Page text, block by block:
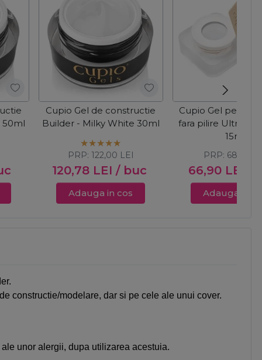
50ml
Cupio Gel de constructie
Builder - Milky White 30ml
120,78 LEI / buc
PRP: 122,00 LEI
Adauga in cos
Cupio Gel pentru
fara pilire Ultra
15ml
66,90 LEI
PRP: 68,00
Adauga in
constructie/modelare, dar si pe cele ale unui cover.
unor alergii, dupa utilizarea acestuia.